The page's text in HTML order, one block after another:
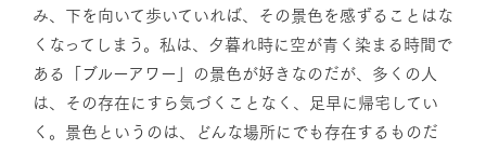
み、下を向いて歩いていれば、その景色を感ずることはな
くなってしまう。私は、夕暮れ時に空が青く染まる時間で
ある「ブルーアワー」の景色が好きなのだが、多くの人
は、その存在にすら気づくことなく、足早に帰宅してい
く。景色というのは、どんな場所にでも存在するものだ